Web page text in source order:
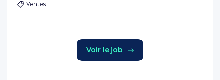
Ventes
Voir le job